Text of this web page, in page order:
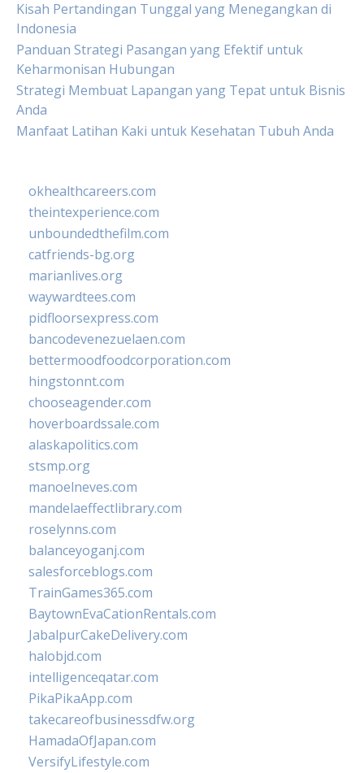
Kisah Pertandingan Tunggal yang Menegangkan di
Indonesia
Panduan Strategi Pasangan yang Efektif untuk
Keharmonisan Hubungan
Strategi Membuat Lapangan yang Tepat untuk Bisnis
Anda
Manfaat Latihan Kaki untuk Kesehatan Tubuh Anda
okhealthcareers.com
theintexperience.com
unboundedthefilm.com
catfriends-bg.org
marianlives.org
waywardtees.com
pidfloorsexpress.com
bancodevenezuelaen.com
bettermoodfoodcorporation.com
hingstonnt.com
chooseagender.com
hoverboardssale.com
alaskapolitics.com
stsmp.org
manoelneves.com
mandelaeffectlibrary.com
roselynns.com
balanceyoganj.com
salesforceblogs.com
TrainGames365.com
BaytownEvaCationRentals.com
JabalpurCakeDelivery.com
halobjd.com
intelligenceqatar.com
PikaPikaApp.com
takecareofbusinessdfw.org
HamadaOfJapan.com
VersifyLifestyle.com